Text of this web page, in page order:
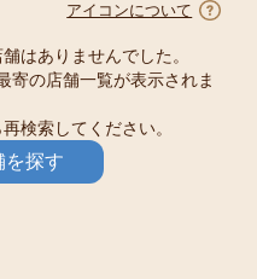
アイコンについて
はありませんでした。
寄の店舗一覧が表示されま
検索してください。
を探す